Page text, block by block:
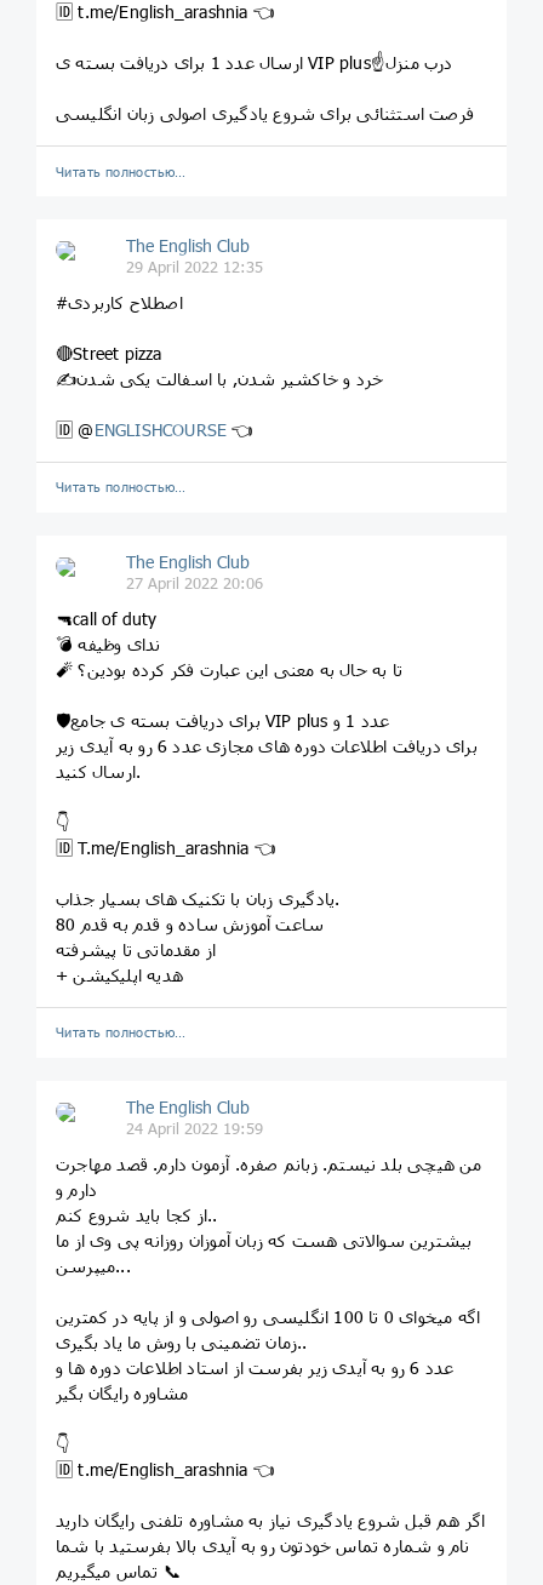
🆔 t.me/English_arashnia 👈
ارسال عدد 1 برای دریافت بسته ی VIP plus☝️درب منزل
فرصت استثنائی برای شروع یادگیری اصولی زبان انگلیسی
Читать полностью…
The English Club
29 April 2022 12:35
#اصطلاح کاربردی
🔴Street pizza
✍خرد و خاکشیر شدن, با اسفالت یکی شدن
🆔 @ENGLISHCOURSE 👈
Читать полностью…
The English Club
27 April 2022 20:06
🔫call of duty
💣 ندای وظیفه
🧨 تا به حال به معنی این عبارت فکر کرده بودین؟
🛡برای دریافت بسته ی جامع VIP plus عدد 1 و
برای دریافت اطلاعات دوره های مجازی عدد 6 رو به آیدی زیر
ارسال کنید.
👇
🆔 T.me/English_arashnia 👈
یادگیری زبان با تکنیک های بسیار جذاب.
80 ساعت آموزش ساده و قدم به قدم
از مقدماتی تا پیشرفته
+ هدیه اپلیکیشن
Читать полностью…
The English Club
24 April 2022 19:59
من هیچی بلد نیستم. زبانم صفره. آزمون دارم. قصد مهاجرت
دارم و
از کجا باید شروع کنم..
بیشترین سوالاتی هست که زبان آموزان روزانه پی وی از ما
میپرسن...
اگه میخوای 0 تا 100 انگلیسی رو اصولی و از پایه در کمترین
زمان تضمینی با روش ما یاد بگیری..
عدد 6 رو به آیدی زیر بفرست از استاد اطلاعات دوره ها و
مشاوره رایگان بگیر
👇
🆔 t.me/English_arashnia 👈
اگر هم قبل شروع یادگیری نیاز به مشاوره تلفنی رایگان دارید
نام و شماره تماس خودتون رو به آیدی بالا بفرستید با شما
تماس میگیریم 📞